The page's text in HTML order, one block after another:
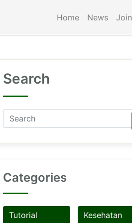
Home News Join
Search
Categories
Tutorial Kesehatan